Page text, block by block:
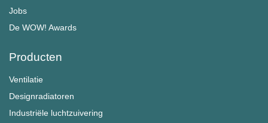
Jobs
De WOW! Awards
Producten
Ventilatie
Designradiatoren
Industriële luchtzuivering